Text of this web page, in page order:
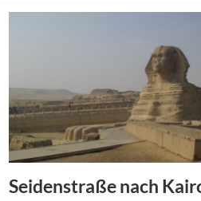
Seidenstraße nach